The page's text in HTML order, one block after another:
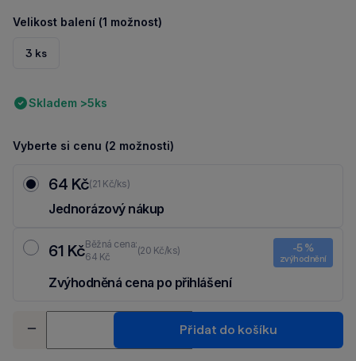
Velikost balení (1 možnost)
3 ks
Skladem >5ks
Vyberte si cenu (2 možnosti)
64 Kč(21 Kč/ks)
Jednorázový nákup
61 KčBěžná cena:
64 Kč
(20 Kč/ks) -5 %
zvýhodnění
Zvýhodněná cena po přihlášení
-
+
Přidat do košíku